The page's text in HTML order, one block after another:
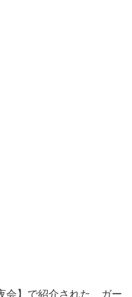
会】で紹介された、ガー